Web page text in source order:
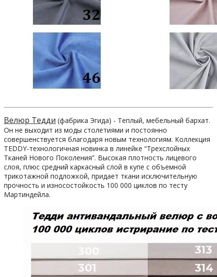
Велюр Тедди (фабрика Эгида) - Теплый, мебельный бархат.
Он не выходит из моды столетиями и постоянно
совершенствуется благодаря новым технологиям. Коллекция
TEDDY-технологичная новинка в линейке “Трехслойных
Тканей Нового Поколения”. Высокая плотность лицевого
слоя, плюс средний каркасный слой в купе с объемной
трикотажной подложкой, придает ткани исключительную
прочность и износостойкость 100 000 циклов по тесту
Мартиндейла.